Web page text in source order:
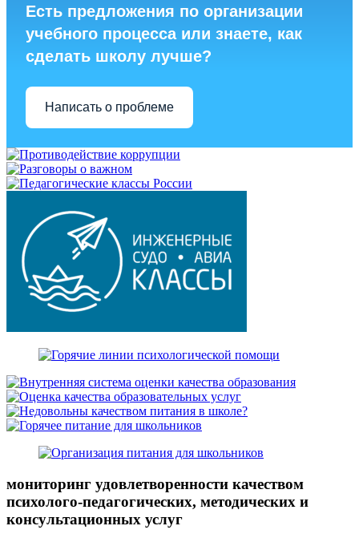
Есть предложения по организации
учебного процесса или знаете, как
сделать школу лучше?
Написать о проблеме
мониторинг удовлетворенности качеством
психолого-педагогических, методических и
консультационных услуг